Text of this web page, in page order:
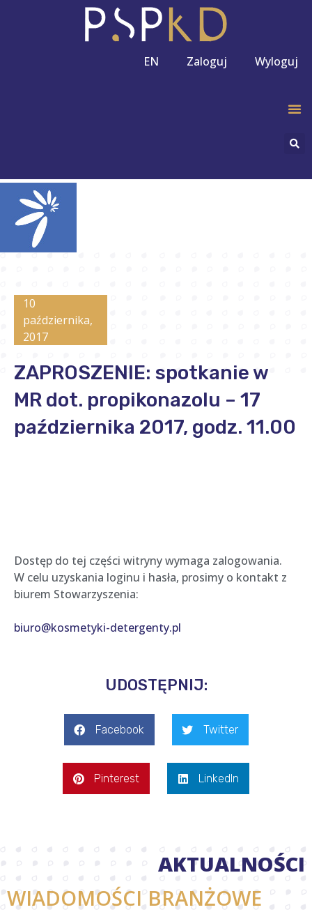
EN Zaloguj Wyloguj
10
października,
2017
ZAPROSZENIE: spotkanie w
MR dot. propikonazolu – 17
października 2017, godz. 11.00
Dostęp do tej części witryny wymaga zalogowania.
W celu uzyskania loginu i hasła, prosimy o kontakt z
biurem Stowarzyszenia:
biuro@kosmetyki-detergenty.pl
UDOSTĘPNIJ:
Facebook Twitter
Pinterest LinkedIn
AKTUALNOŚCI
WIADOMOŚCI BRANŻOWE